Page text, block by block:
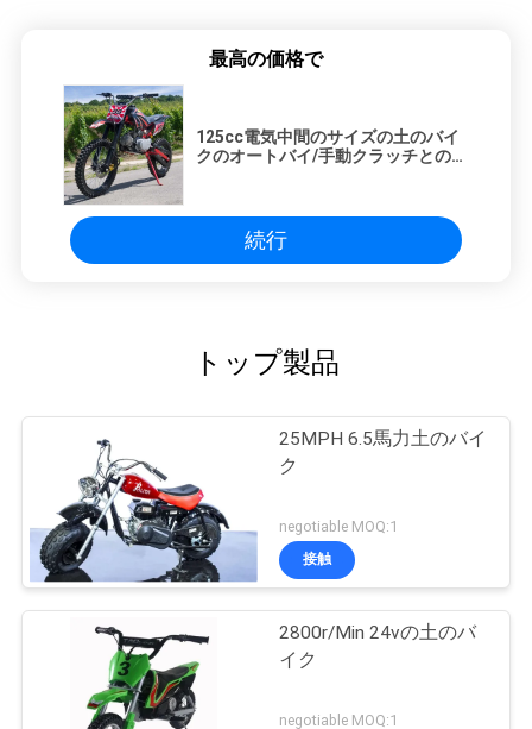
最高の価格で
125cc電気中間のサイズの土のバイ
クのオートバイ/手動クラッチとのキ
続行
トップ製品
25MPH 6.5馬力土のバイ
ク
negotiable MOQ:1
接触
2800r/Min 24vの土のバ
イク
negotiable MOQ:1